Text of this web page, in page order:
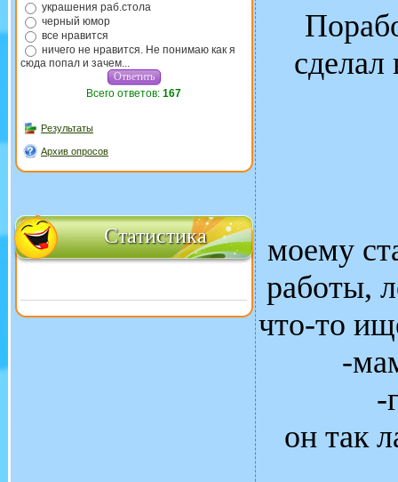
украшения раб.стола
черный юмор
все нравится
ничего не нравится. Не понимаю как я
сюда попал и зачем...
Всего ответов: 167
Результаты
Архив опросов
Статистика
моему
работы,
что-то
-
-
он так